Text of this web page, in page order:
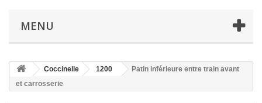
MENU
Coccinelle 1200
Patin inférieure entre train avant
et carrosserie